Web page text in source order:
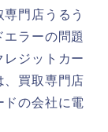
門店うるう
ラーの問題
レジットカー
、買取専門店
ドの会社に電